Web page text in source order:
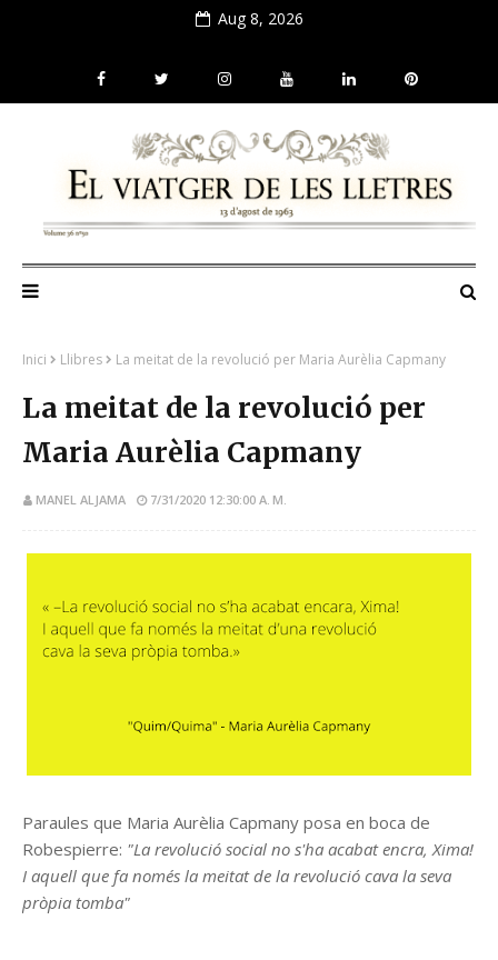
Aug 8, 2026
Inici Llibres La meitat de la revolució per Maria Aurèlia Capmany
La meitat de la revolució per
Maria Aurèlia Capmany
MANEL ALJAMA 7/31/2020 12:30:00 A. M.
Paraules que Maria Aurèlia Capmany posa en boca de
Robespierre: "La revolució social no s'ha acabat encra, Xima!
I aquell que fa només la meitat de la revolució cava la seva
pròpia tomba"